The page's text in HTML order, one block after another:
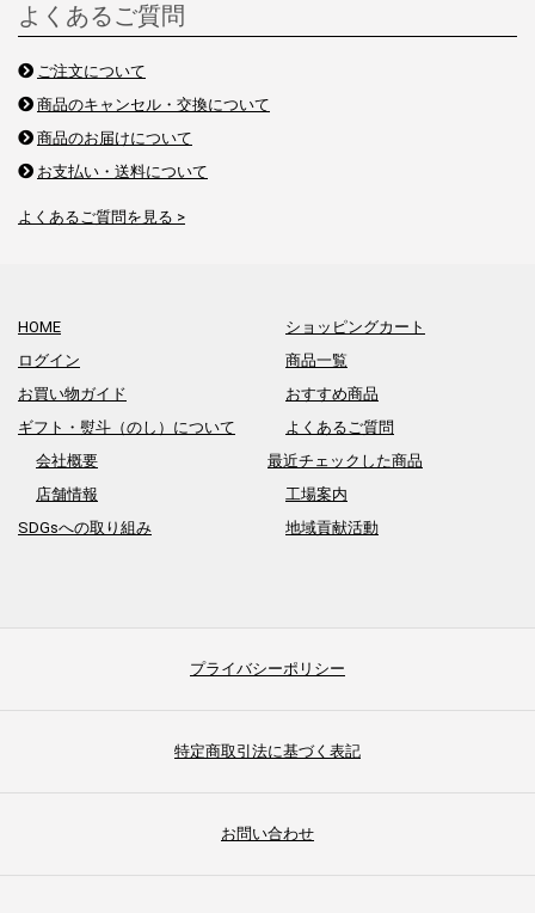
よくあるご質問
ご注文について
商品のキャンセル・交換について
商品のお届けについて
お支払い・送料について
よくあるご質問を見る >
HOME
ショッピングカート
ログイン
商品一覧
お買い物ガイド
おすすめ商品
ギフト・熨斗（のし）について
よくあるご質問
会社概要
最近チェックした商品
店舗情報
工場案内
SDGsへの取り組み
地域貢献活動
プライバシーポリシー
特定商取引法に基づく表記
お問い合わせ